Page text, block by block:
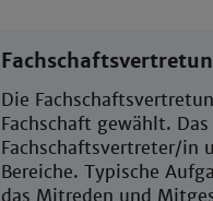
Die
Fachschaft gewählt.
Fachschaftsvertreter/in
Bereiche. Typische
das Mitreden und